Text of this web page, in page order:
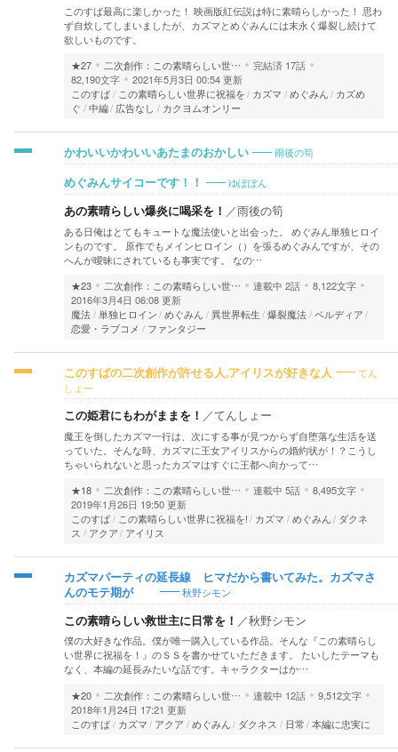
このすば最高に楽しかった！ 映画版紅伝説は特に素晴らしかった！ 思わ
ず自炊してしまいましたが、カズマとめぐみんには末永く爆裂し続けて
欲しいものです。
★27
二次創作：この素晴らしい世… 完結済 17話
82,190文字
2021年5月3日 00:54 更新
このすば
この素晴らしい世界に祝福を カズマ めぐみん
カズめ
ぐ
中編 広告なし カクヨムオンリー
かわいいかわいいあたまのおかしい 雨後の筍
めぐみんサイコーです！！ ゆぽぽん
あの素晴らしい爆炎に喝采を！ ／雨後の筍
ある日俺はとてもキュートな魔法使いと出会った。 めぐみん単独ヒロイ
ンものです。 原作でもメインヒロイン（）を張るめぐみんですが、その
へんが曖昧にされているも事実です。 なの…
★23
二次創作：この素晴らしい世… 連載中 2話
8,122文字
2016年3月4日 06:08 更新
魔法
単独ヒロイン めぐみん 異世界転生 爆裂魔法 ベルディア
恋愛・ラブコメ
ファンタジー
このすばの二次創作が許せる人,アイリスが好きな人
てん
しょー
この姫君にもわがままを！ ／てんしょー
魔王を倒したカズマ一行は、次にする事が見つからず自堕落な生活を送
っていた。そんな時、カズマに王女アイリスからの婚約状が！？こうし
ちゃいられないと思ったカズマはすぐに王都へ向かって…
★18
二次創作：この素晴らしい世… 連載中 5話
8,495文字
2019年1月26日 19:50 更新
このすば
この素晴らしい世界に祝福を! カズマ めぐみん
ダクネ
ス
アクア アイリス
カズマパーティの延長線 ヒマだから書いてみた。カズマさ
んのモテ期が
秋野シモン
この素晴らしい救世主に日常を！ ／秋野シモン
僕の大好きな作品。僕が唯一購入している作品。そんな『この素晴らし
い世界に祝福を！』のＳＳを書かせていただきます。 たいしたテーマも
なく、本編の延長みたいな話です。キャラクターはか…
★20
二次創作：この素晴らしい世… 連載中 12話
9,512文字
2018年1月24日 17:21 更新
このすば
カズマ アクア めぐみん ダクネス 日常 本編に忠実に